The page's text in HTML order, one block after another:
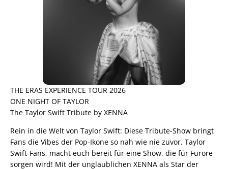
THE ERAS EXPERIENCE TOUR 2026
ONE NIGHT OF TAYLOR
The Taylor Swift Tribute by XENNA
Rein in die Welt von Taylor Swift: Diese Tribute-Show bringt
Fans die Vibes der Pop-Ikone so nah wie nie zuvor. Taylor
Swift-Fans, macht euch bereit für eine Show, die für Furore
sorgen wird! Mit der unglaublichen XENNA als Star der